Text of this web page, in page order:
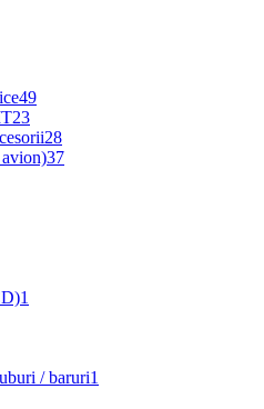
49
23
28
avion)37
1
/ baruri1